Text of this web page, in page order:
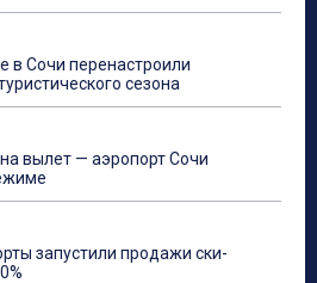
в Сочи перенастроили
сезона
вылет — аэропорт Сочи
запустили продажи ски-